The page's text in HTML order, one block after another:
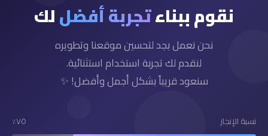
نقوم ببناءتجربة أفضللك
نحن نعمل بجد لتحسين موقعنا وتطويره
لنقدم لك تجربة استخدام استثنائية.
سنعود قريباً بشكل أجمل وأفضل! ✨
نسبة الإنجاز ٧٥٪